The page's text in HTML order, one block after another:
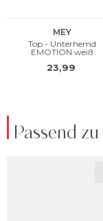
Passend